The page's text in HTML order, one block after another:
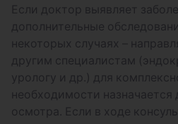
Если доктор выявляет
дополнительные
некоторых случаях –
другим специалистам
урологу и др.) для
необходимости назначается
осмотра. Если в ходе